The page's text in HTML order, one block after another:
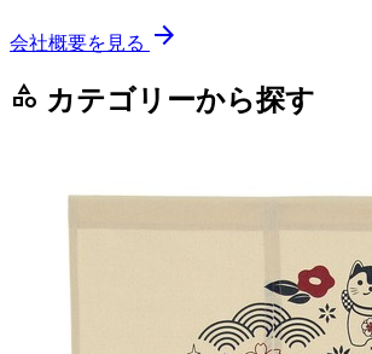
会社概要を見る arrow_forward
category カテゴリーから探す